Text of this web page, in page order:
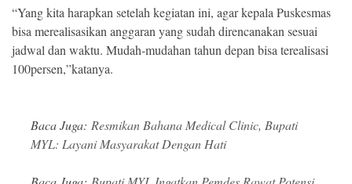
“Yang kita harapkan setelah kegiatan ini, agar kepala Puskesmas
bisa merealisasikan anggaran yang sudah direncanakan sesuai
jadwal dan waktu. Mudah-mudahan tahun depan bisa terealisasi
100persen,”katanya.
Baca Juga: Resmikan Bahana Medical Clinic, Bupati
MYL: Layani Masyarakat Dengan Hati